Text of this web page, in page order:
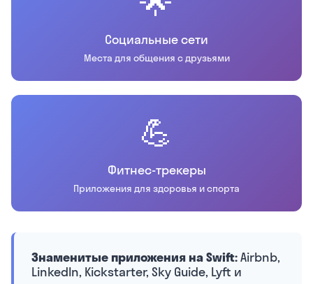
Социальные сети
Места для общения с друзьями
💪
Фитнес-трекеры
Приложения для здоровья и спорта
Знаменитые приложения на Swift:Airbnb,
LinkedIn, Kickstarter, Sky Guide, Lyft и